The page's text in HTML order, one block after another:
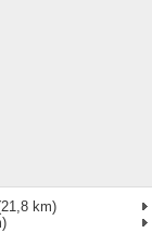
km)